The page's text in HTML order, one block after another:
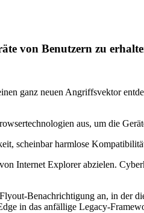
von Benutzern zu
ganz neuen Angriffsvektor
aus, um die
scheinbar harmlose
Internet Explorer abzielen.
Benachrichtigung an, in der
in das anfällige Legacy-